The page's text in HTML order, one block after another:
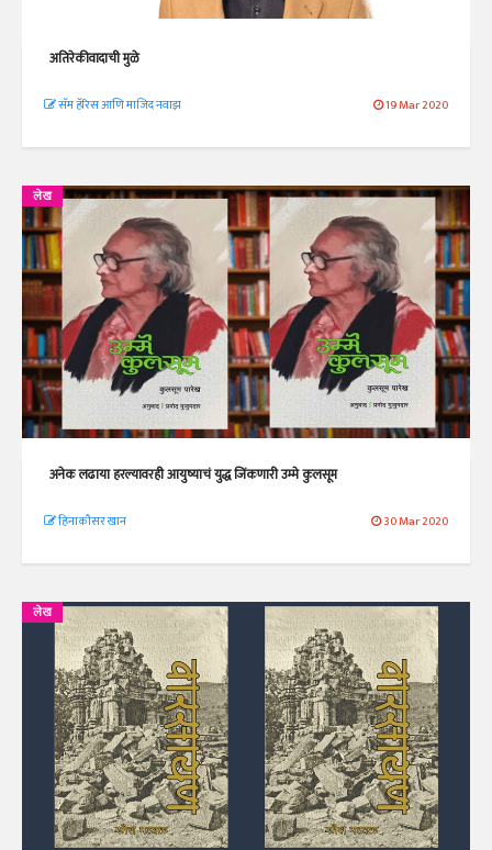
अतिरेकीवादाची मुळे
सॅम हॅरिस आणि माजिद नवाझ 19 Mar 2020
लेख
अनेक लढाया हरल्यावरही आयुष्याचं युद्ध जिंकणारी उम्मे कुलसूम
हिनाकौसर खान 30 Mar 2020
लेख